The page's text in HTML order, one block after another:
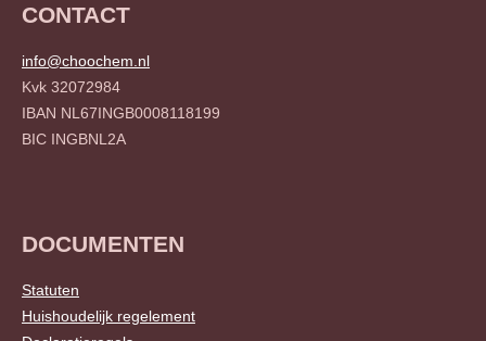
CONTACT
info@choochem.nl
Kvk 32072984
IBAN NL67INGB0008118199
BIC INGBNL2A
DOCUMENTEN
Statuten
Huishoudelijk regelement